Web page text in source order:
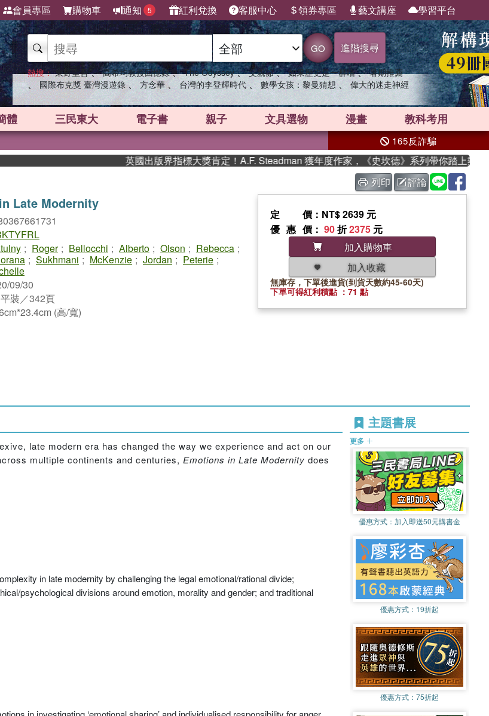
會員專區 購物車 通知 5 紅利兌換 客服中心 領券專區 藝文講座 學習平台
GO 進階搜尋
熱搜： 東野圭吾 、 高希均教授回憶錄 、 The Odyssey 、 父親節 、 如果歷史是一群喵 、 暑期推薦
、 國際布克獎 臺灣漫遊錄 、 方念華 、 台灣的李登輝時代 、 數學女孩：黎曼猜想 、 偉大的迷走神經
體 三民東大 電子書 親子 文具選物 漫畫 教科考用
165反詐騙
英國出版界指標大獎肯定！A.F. Steadman 獲年度作家，《史坎德》系列帶你踏上熱血奇幻
列印 評論
Late Modernity
; Roger ; Bellocchi ; Alberto ; Olson ; Rebecca ;
; Sukhmani ; McKenzie ; Jordan ; Peterie ;
09/30
平裝／342頁
(高/寬)
定價 ：NT$ 2639 元
優惠價 ： 90折2375 元
加入購物車
加入收藏
無庫存，下單後進貨(到貨天數約45-60天)
下單可得紅利積點 ：71 點
late modern era has changed the way we experience and act on our
multiple continents and centuries, Emotions in Late Modernity does
in late modernity by challenging the legal emotional/rational divide;
psychological divisions around emotion, morality and gender; and traditional
主題書展
更多
優惠方式： 加入即送50元購書金
優惠方式： 19折起
優惠方式： 75折起